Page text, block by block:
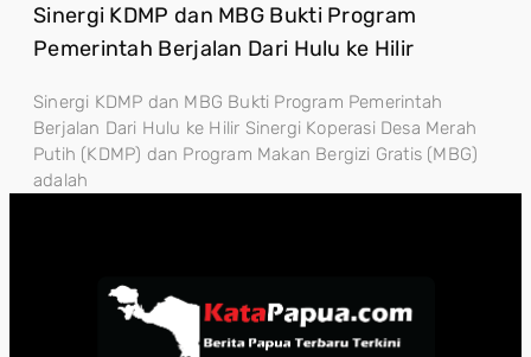
Sinergi KDMP dan MBG Bukti Program
Pemerintah Berjalan Dari Hulu ke Hilir
Sinergi KDMP dan MBG Bukti Program Pemerintah
Berjalan Dari Hulu ke Hilir Sinergi Koperasi Desa Merah
Putih (KDMP) dan Program Makan Bergizi Gratis (MBG)
adalah